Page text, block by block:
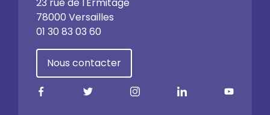
78000 Versailles
01 30 83 03 60
Nous contacter